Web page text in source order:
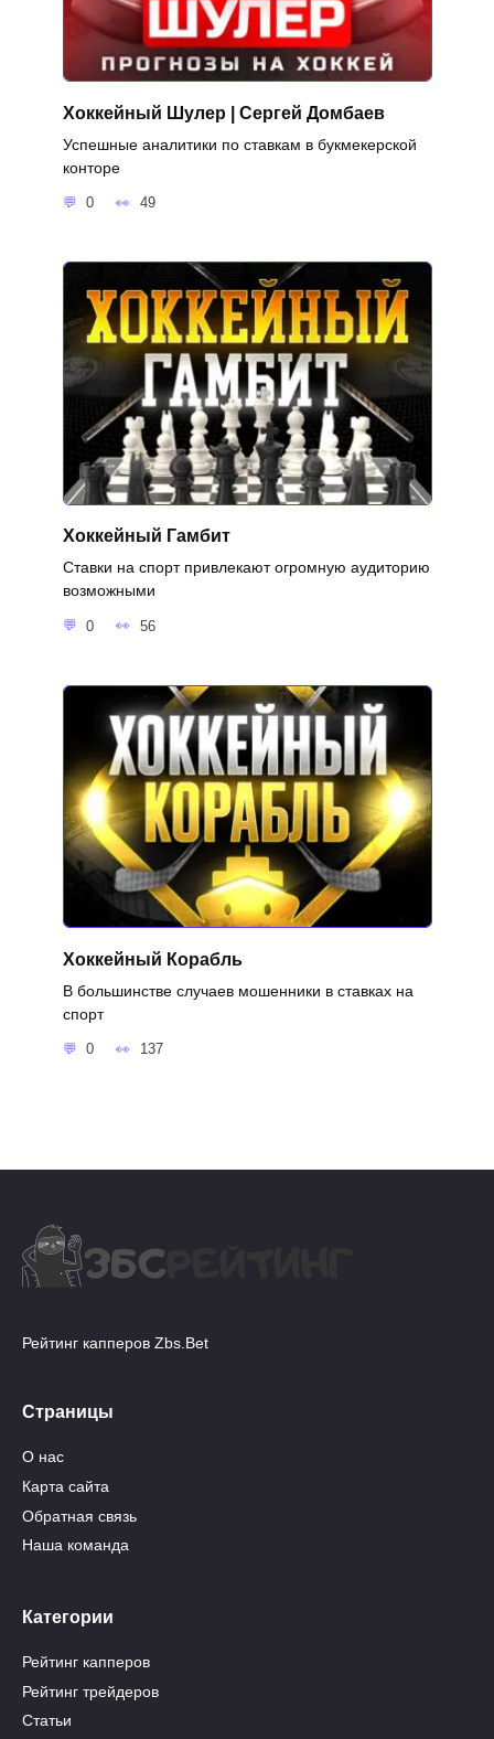
Хоккейный Шулер | Сергей Домбаев
Успешные аналитики по ставкам в букмекерской
конторе
0 49
Хоккейный Гамбит
Ставки на спорт привлекают огромную аудиторию
возможными
0 56
Хоккейный Корабль
В большинстве случаев мошенники в ставках на
спорт
0 137
Рейтинг капперов Zbs.Bet
Страницы
О нас
Карта сайта
Обратная связь
Наша команда
Категории
Рейтинг капперов
Рейтинг трейдеров
Статьи